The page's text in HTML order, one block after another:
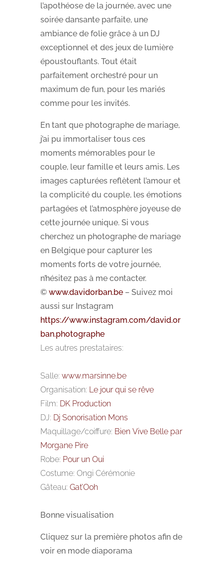
l’apothéose de la journée, avec une
soirée dansante parfaite, une
ambiance de folie grâce à un DJ
exceptionnel et des jeux de lumière
époustouflants. Tout était
parfaitement orchestré pour un
maximum de fun, pour les mariés
comme pour les invités.
En tant que photographe de mariage,
j’ai pu immortaliser tous ces
moments mémorables pour le
couple, leur famille et leurs amis. Les
images capturées reflètent l’amour et
la complicité du couple, les émotions
partagées et l’atmosphère joyeuse de
cette journée unique. Si vous
cherchez un photographe de mariage
en Belgique pour capturer les
moments forts de votre journée,
n’hésitez pas à me contacter.
© www.davidorban.be– Suivez moi
https://www.instagram.com/david.or
ban.photographe
Les autres prestataires:
Salle: www.marsinne.be
Organisation: Le jour qui se rêve
Film: DK Production
DJ: Dj Sonorisation Mons
Maquillage/coiffure: Bien Vive Belle par
Morgane Pire
Robe: Pour un Oui
Costume: Ongi Cérémonie
Gâteau: Gat’Ooh
Bonne visualisation
Cliquez sur la première photos afin de
voir en mode diaporama